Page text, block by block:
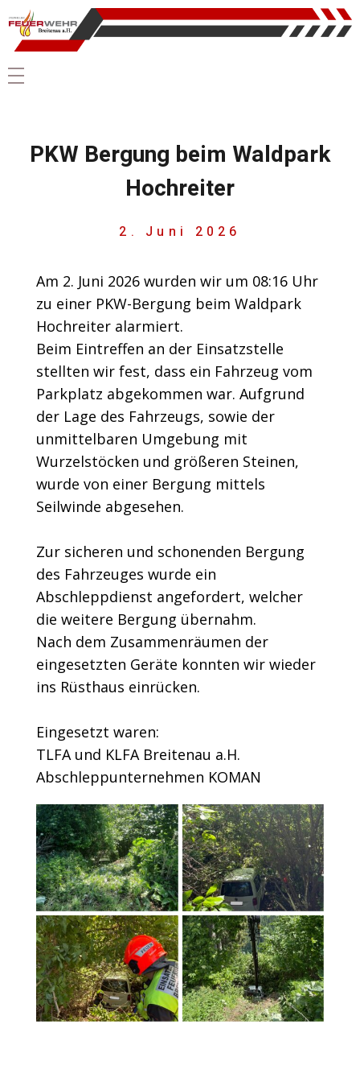
PKW Bergung beim Waldpark
Hochreiter
2. Juni 2026
Am 2. Juni 2026 wurden wir um 08:16 Uhr
zu einer PKW-Bergung beim Waldpark
Hochreiter alarmiert.
Beim Eintreffen an der Einsatzstelle
stellten wir fest, dass ein Fahrzeug vom
Parkplatz abgekommen war. Aufgrund
der Lage des Fahrzeugs, sowie der
unmittelbaren Umgebung mit
Wurzelstöcken und größeren Steinen,
wurde von einer Bergung mittels
Seilwinde abgesehen.
Zur sicheren und schonenden Bergung
des Fahrzeuges wurde ein
Abschleppdienst angefordert, welcher
die weitere Bergung übernahm.
Nach dem Zusammenräumen der
eingesetzten Geräte konnten wir wieder
ins Rüsthaus einrücken.
Eingesetzt waren:
TLFA und KLFA Breitenau a.H.
Abschleppunternehmen KOMAN